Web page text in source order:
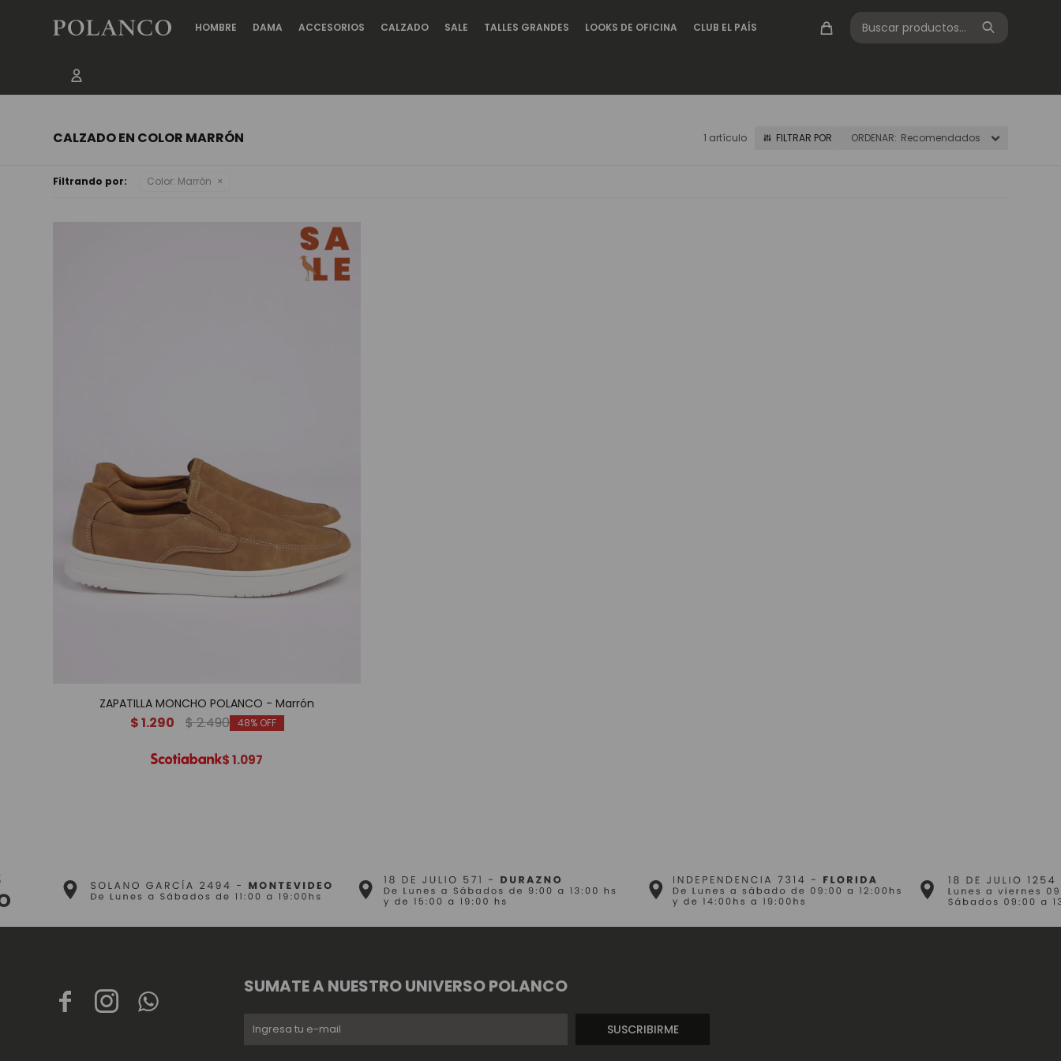
HOMBRE DAMA ACCESORIOS CALZADO SALE TALLES GRANDES LOOKS DE OFICINA CLUB EL PAÍS
CALZADO EN COLOR MARRÓN 1 artículo Recomendados
Filtrando por: Color: Marrón
ZAPATILLA MONCHO POLANCO - Marrón
$1.290 $2.490 48
$1.097
  
SUMATE A NUESTRO UNIVERSO POLANCO
SUSCRIBIRME